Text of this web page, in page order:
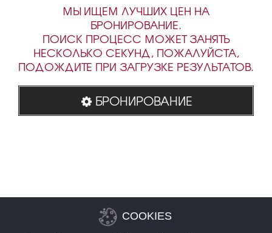
МЫ ИЩЕМ ЛУЧШИХ ЦЕН НА
БРОНИРОВАНИЕ.
ПОИСК ПРОЦЕСС МОЖЕТ ЗАНЯТЬ
НЕСКОЛЬКО СЕКУНД, ПОЖАЛУЙСТА,
ПОДОЖДИТЕ ПРИ ЗАГРУЗКЕ РЕЗУЛЬТАТОВ.
БРОНИРОВАНИЕ
COOKIES